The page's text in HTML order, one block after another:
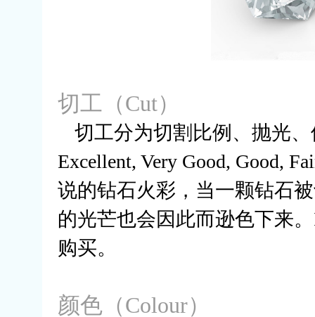
切工（Cut）
切工分为切割比例、抛光
Excellent, Very Good, Good,
说的钻石火彩，当一颗钻石
的光芒也会因此而逊色下来。
购买。
颜色（Colour）